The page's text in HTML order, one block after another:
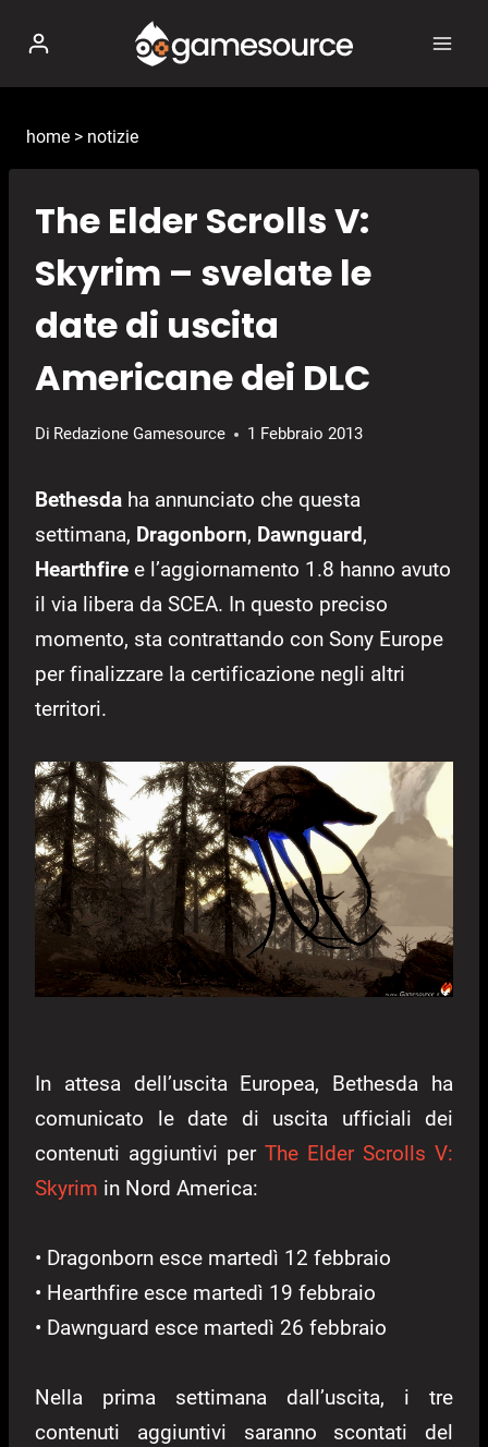
contenuto
home > notizie
The Elder Scrolls V:
Skyrim – svelate le
date di uscita
Americane dei DLC
Di Redazione Gamesource 1 Febbraio 2013
Bethesda ha annunciato che questa
settimana, Dragonborn, Dawnguard,
Hearthfire e l’aggiornamento 1.8 hanno avuto
il via libera da SCEA. In questo preciso
momento, sta contrattando con Sony Europe
per finalizzare la certificazione negli altri
territori.
In attesa dell’uscita Europea, Bethesda ha
comunicato le date di uscita ufficiali dei
contenuti aggiuntivi per The Elder Scrolls V:
Skyrim in Nord America:
• Dragonborn esce martedì 12 febbraio
• Hearthfire esce martedì 19 febbraio
• Dawnguard esce martedì 26 febbraio
Nella prima settimana dall’uscita, i tre
contenuti aggiuntivi saranno scontati del